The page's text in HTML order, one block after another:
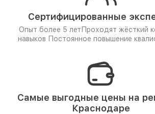
Сертифицированные
Опыт более 5 лет Проходят жёсткий
навыков Постоянное повышение
Самые выгодные цены на
Краснодаре